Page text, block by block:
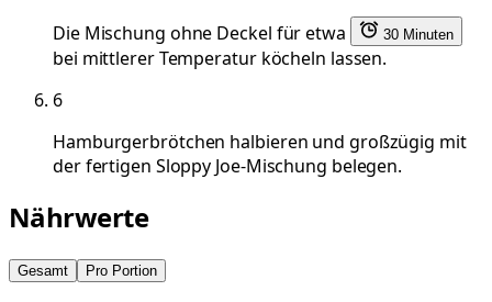
Die Mischung ohne Deckel für etwa
30 Minuten
bei mittlerer Temperatur köcheln lassen.
6
Hamburgerbrötchen halbieren und großzügig mit
der fertigen Sloppy Joe-Mischung belegen.
Nährwerte
Gesamt Pro Portion